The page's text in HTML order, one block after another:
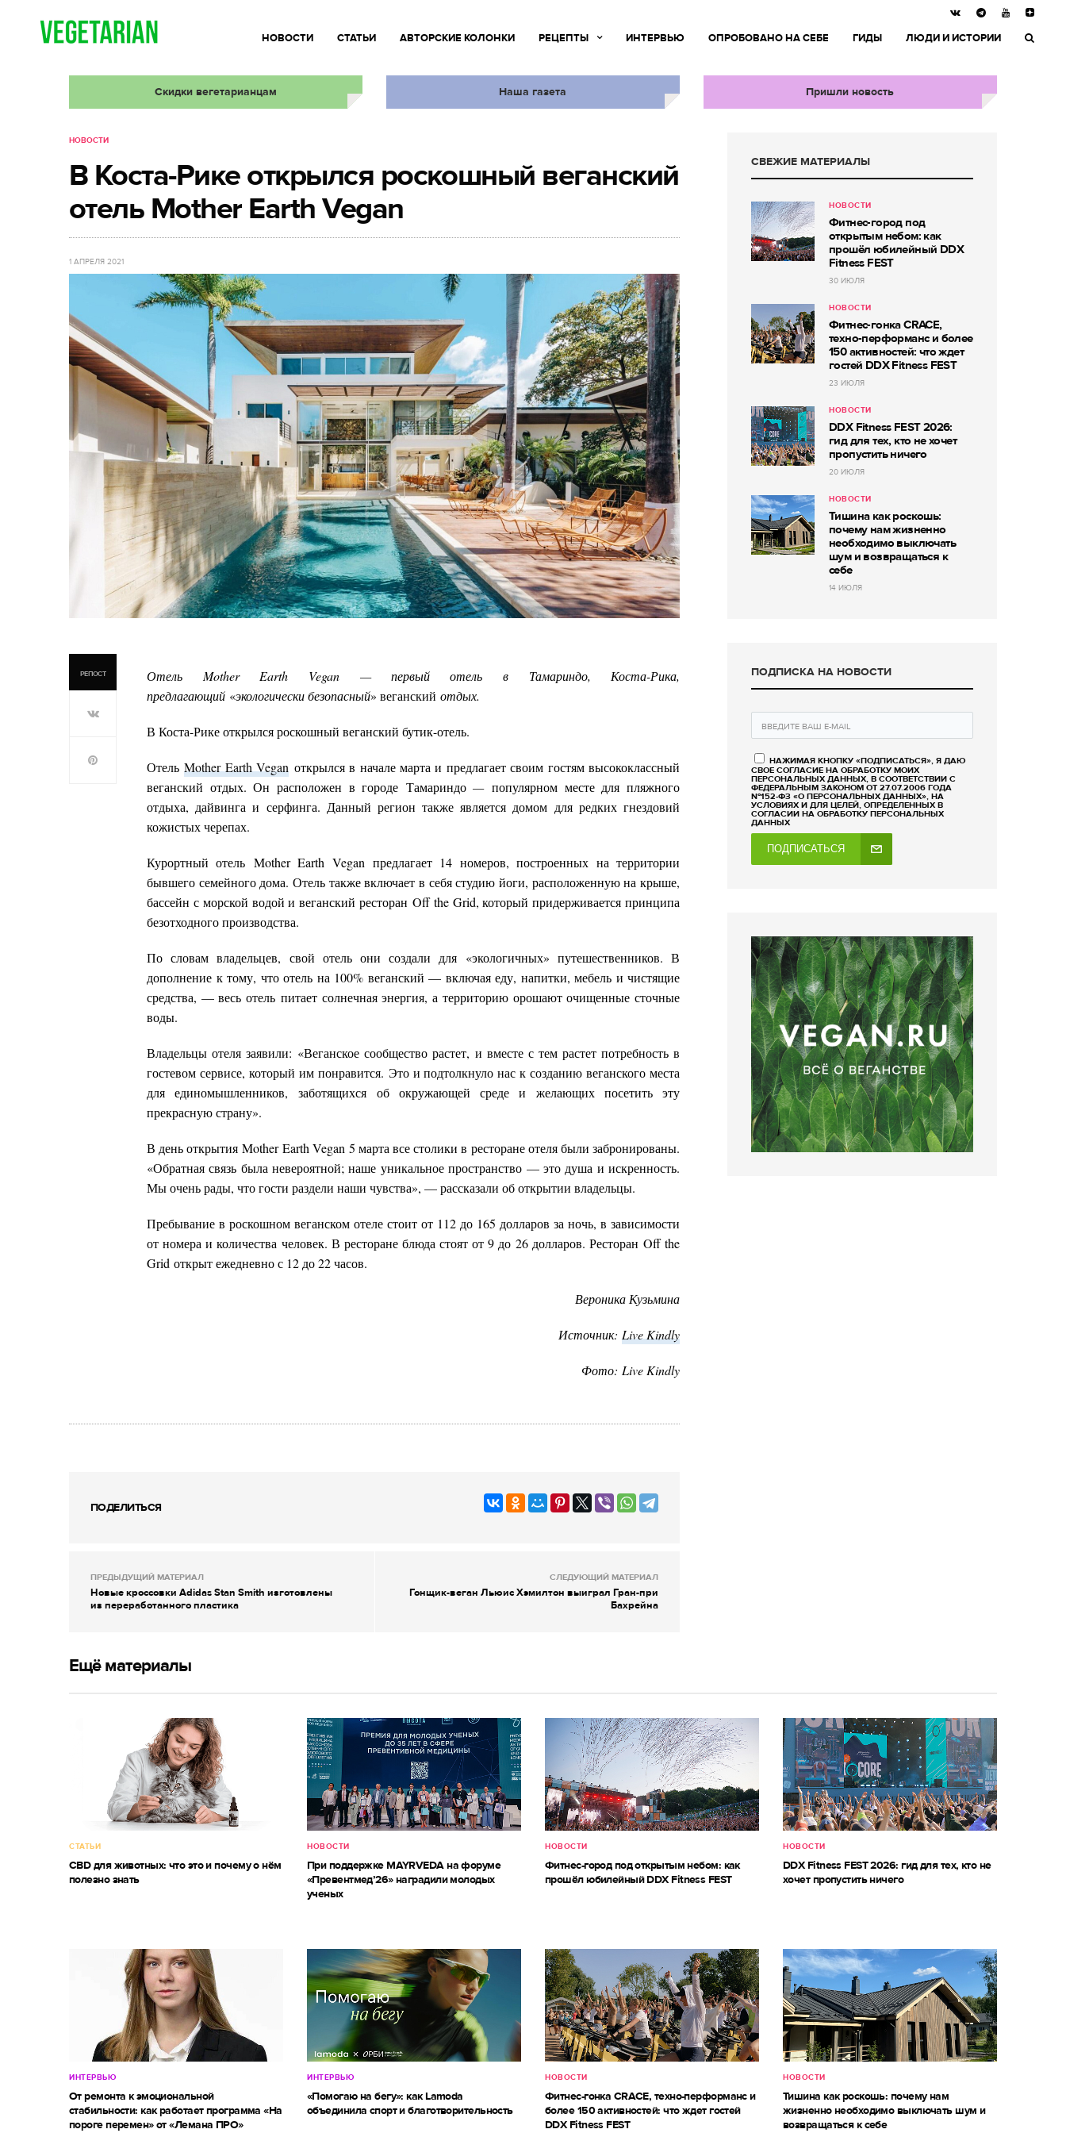
НОВОСТИ СТАТЬИ АВТОРСКИЕ КОЛОНКИ РЕЦЕПТЫ ИНТЕРВЬЮ ОПРОБОВАНО НА СЕБЕ ГИДЫ ЛЮДИ И ИСТОРИИ
Скидки вегетарианцам Наша газета Пришли новость
НОВОСТИ
В Коста-Рике открылся роскошный веганский
отель Mother Earth Vegan
1 АПРЕЛЯ 2021
РЕПОСТ Отель Mother Earth Vegan— первый отель в Тамариндо, Коста-Рика,
предлагающий «экологически безопасный» веганский отдых.
В Коста-Рике открылся роскошный веганский бутик-отель.
ОтельMother Earth Vegan открылся в начале марта и предлагает своим гостям высококлассный
веганский отдых. Он расположен в городе Тамариндо —популярном месте для пляжного
отдыха, дайвинга и серфинга. Данный регион также является домом для редких гнездовий
кожистых черепах.
Курортный отель Mother Earth Vegan предлагает 14 номеров, построенных на территории
бывшего семейного дома. Отель также включает в себя студию йоги, расположенную на крыше,
бассейн с морской водой и веганский ресторан Off theGrid, который придерживается принципа
безотходного производства.
По словам владельцев, свой отель они создали для «экологичных» путешественников. В
дополнение к тому, что отель на 100% веганский — включая еду, напитки, мебель и чистящие
средства, — весь отель питает солнечная энергия, а территорию орошают очищенные сточные
воды.
Владельцы отеля заявили: «Веганское сообщество растет, и вместе с тем растет потребность в
гостевом сервисе, который им понравится. Это и подтолкнуло нас к созданию веганского места
для единомышленников, заботящихся об окружающей среде и желающих посетить эту
прекрасную страну».
В день открытияMother Earth Vegan 5 марта все столики в ресторане отеля были забронированы.
«Обратная связь была невероятной; наше уникальное пространство — это душа и искренность.
Мы очень рады, что гости раздели наши чувства», — рассказали об открытии владельцы.
Пребывание в роскошном веганском отеле стоит от 112 до 165 долларов за ночь, в зависимости
от номера и количества человек. В ресторане блюда стоят от 9 до 26 долларов. Ресторан Off the
Grid открыт ежедневно с 12 до 22 часов.
Вероника Кузьмина
Источник: Live Kindly
Фото: Live Kindly
ПОДЕЛИТЬСЯ
ПРЕДЫДУЩИЙ МАТЕРИАЛ
Новые кроссовки Adidas Stan Smith изготовлены
из переработанного пластика
СЛЕДУЮЩИЙ МАТЕРИАЛ
Гонщик-веган Льюис Хэмилтон выиграл Гран-при
Бахрейна
СВЕЖИЕ МАТЕРИАЛЫ
НОВОСТИ
Фитнес-город под
открытым небом: как
прошёл юбилейный DDX
Fitness FEST
30 ИЮЛЯ
НОВОСТИ
Фитнес-гонка CRACE,
техно-перформанс и более
150 активностей: что ждет
гостей DDX Fitness FEST
23 ИЮЛЯ
НОВОСТИ
DDX Fitness FEST 2026:
гид для тех, кто не хочет
пропустить ничего
20 ИЮЛЯ
НОВОСТИ
Тишина как роскошь:
почему нам жизненно
необходимо выключать
шум и возвращаться к
себе
14 ИЮЛЯ
ПОДПИСКА НА НОВОСТИ
НАЖИМАЯ КНОПКУ «ПОДПИСАТЬСЯ», Я ДАЮ
СВОЕ СОГЛАСИЕ НА ОБРАБОТКУ МОИХ
ПЕРСОНАЛЬНЫХ ДАННЫХ, В СООТВЕТСТВИИ С
ФЕДЕРАЛЬНЫМ ЗАКОНОМ ОТ 27.07.2006 ГОДА
№152-ФЗ «О ПЕРСОНАЛЬНЫХ ДАННЫХ», НА
УСЛОВИЯХ И ДЛЯ ЦЕЛЕЙ, ОПРЕДЕЛЕННЫХ В
СОГЛАСИИ НА ОБРАБОТКУ ПЕРСОНАЛЬНЫХ
ДАННЫХ
ПОДПИСАТЬСЯ
Ещё материалы
СТАТЬИ
CBD для животных: что это и почему о нём
полезно знать
НОВОСТИ
При поддержке MAYRVEDA на форуме
«Превентмед’26» наградили молодых
ученых
НОВОСТИ
Фитнес-город под открытым небом: как
прошёл юбилейный DDX Fitness FEST
НОВОСТИ
DDX Fitness FEST 2026: гид для тех, кто не
хочет пропустить ничего
ИНТЕРВЬЮ
От ремонта к эмоциональной
стабильности: как работает программа «На
пороге перемен» от «Лемана ПРО»
ИНТЕРВЬЮ
«Помогаю на бегу»: как Lamoda
объединила спорт и благотворительность
НОВОСТИ
Фитнес-гонка CRACE, техно-перформанс и
более 150 активностей: что ждет гостей
DDX Fitness FEST
НОВОСТИ
Тишина как роскошь: почему нам
жизненно необходимо выключать шум и
возвращаться к себе